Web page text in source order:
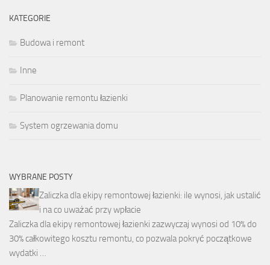
KATEGORIE
Budowa i remont
Inne
Planowanie remontu łazienki
System ogrzewania domu
WYBRANE POSTY
Zaliczka dla ekipy remontowej łazienki: ile wynosi, jak ustalić
i na co uważać przy wpłacie
Zaliczka dla ekipy remontowej łazienki zazwyczaj wynosi od 10% do
30% całkowitego kosztu remontu, co pozwala pokryć początkowe
wydatki …